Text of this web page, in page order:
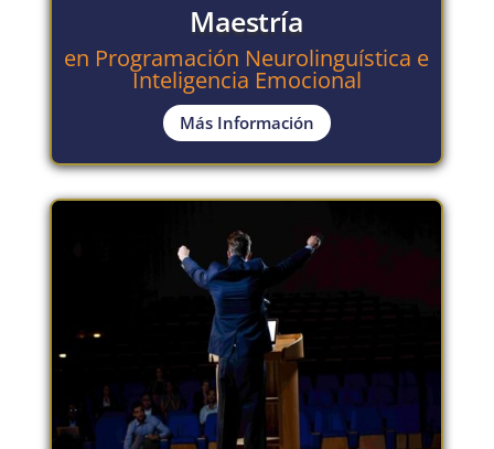
Maestría
en Programación Neurolinguística e
Inteligencia Emocional
Más Información